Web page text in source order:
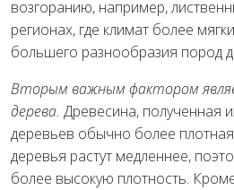
возгоранию, например,
регионах, где климат более
большего разнообразия пород
Вторым важным фактором
дерева. Древесина, полученная
деревьев обычно более
деревья растут медленнее,
более высокую плотность.